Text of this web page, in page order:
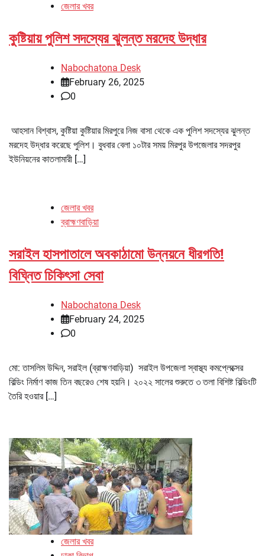
জেলার খবর
কুষ্টিয়ায় পুলিশ সদস্যের ঝুলন্ত মরদেহ উদ্ধার
Nabochatona Desk
February 26, 2025
0
আহসান বিশ্বাস, কুষ্টিয়া কুষ্টিয়ার মিরপুরে নিজ বাসা থেকে এক পুলিশ সদস্যের ঝুলন্ত
মরদেহ উদ্ধার করেছে পুলিশ। বুধবার বেলা ১০টার সময় মিরপুর উপজেলার সদরপুর
ইউনিয়নের কাতলামারী […]
জেলার খবর
ব্রাহ্মণবাড়িয়া
সরাইল হাসপাতালে অবকাঠামো উন্নয়নে ধীরগতি!
বিঘ্নিত চিকিৎসা সেবা
Nabochatona Desk
February 24, 2025
0
মো: তাসলিম উদ্দিন, সরাইল (ব্রাহ্মণবাড়িয়া) সরাইল উপজেলা স্বাস্থ্য কমপ্লেক্সের
বিল্ডিং নির্মাণ কাজ তিন বছরেও শেষ হয়নি। ২০২২ সালের শুরুতে ৩ তলা বিশিষ্ট বিল্ডিংটি
তৈরি হওয়ার […]
জেলার খবর